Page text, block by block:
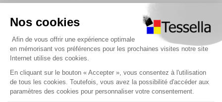
Nous contacter
À propos
Paiement sécurisé
Livraison | Retour client
Nos tutos